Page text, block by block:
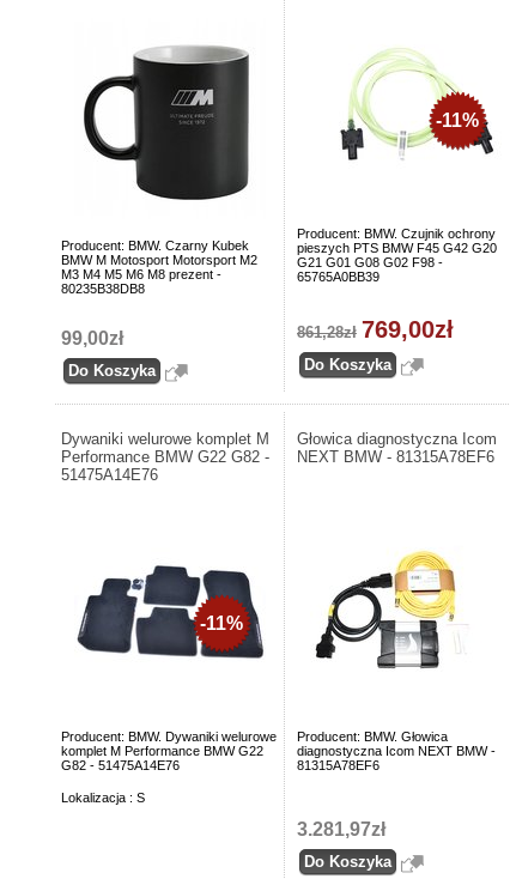
Producent: BMW. Czarny Kubek
BMW M Motosport Motorsport M2
M3 M4 M5 M6 M8 prezent -
80235B38DB8
99,00zł
Producent: BMW. Czujnik ochrony
pieszych PTS BMW F45 G42 G20
G21 G01 G08 G02 F98 -
65765A0BB39
-11%
861,28zł 769,00zł
Dywaniki welurowe komplet M
Performance BMW G22 G82 -
51475A14E76
Producent: BMW. Dywaniki welurowe
komplet M Performance BMW G22
G82 - 51475A14E76
Lokalizacja : S
-11%
Głowica diagnostyczna Icom
NEXT BMW - 81315A78EF6
Producent: BMW. Głowica
diagnostyczna Icom NEXT BMW -
81315A78EF6
3.281,97zł